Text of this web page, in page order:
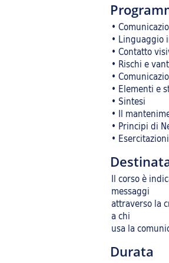
•
• Linguaggio
• Contatto
• Rischi e
•
• Elementi e
• Sintesi
• Il
• Principi di
•
Il corso è
messaggi
attraverso la
a chi
usa la
Durata